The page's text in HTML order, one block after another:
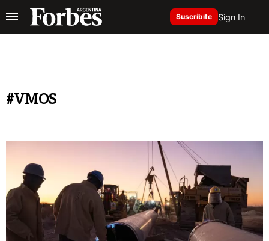
Suscribite Sign In
#VMOS